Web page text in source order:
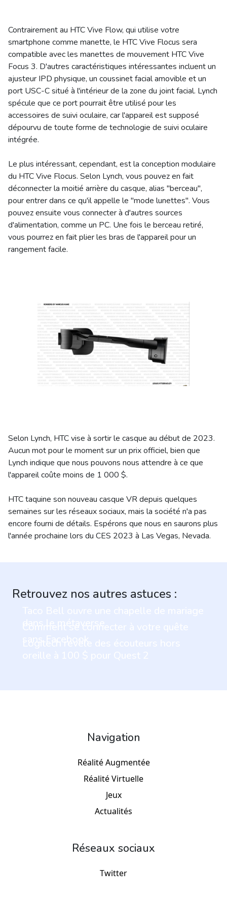
Contrairement au HTC Vive Flow, qui utilise votre
smartphone comme manette, le HTC Vive Flocus sera
compatible avec les manettes de mouvement HTC Vive
Focus 3. D'autres caractéristiques intéressantes incluent un
ajusteur IPD physique, un coussinet facial amovible et un
port USC-C situé à l'intérieur de la zone du joint facial. Lynch
spécule que ce port pourrait être utilisé pour les
accessoires de suivi oculaire, car l'appareil est supposé
dépourvu de toute forme de technologie de suivi oculaire
intégrée.
Le plus intéressant, cependant, est la conception modulaire
du HTC Vive Flocus. Selon Lynch, vous pouvez en fait
déconnecter la moitié arrière du casque, alias "berceau",
pour entrer dans ce qu'il appelle le "mode lunettes". Vous
pouvez ensuite vous connecter à d'autres sources
d'alimentation, comme un PC. Une fois le berceau retiré,
vous pourrez en fait plier les bras de l'appareil pour un
rangement facile.
Selon Lynch, HTC vise à sortir le casque au début de 2023.
Aucun mot pour le moment sur un prix officiel, bien que
Lynch indique que nous pouvons nous attendre à ce que
l'appareil coûte moins de 1 000 $.
HTC taquine son nouveau casque VR depuis quelques
semaines sur les réseaux sociaux, mais la société n'a pas
encore fourni de détails. Espérons que nous en saurons plus
l'année prochaine lors du CES 2023 à Las Vegas, Nevada.
Retrouvez nos autres astuces :
Navigation
Réalité Augmentée
Réalité Virtuelle
Jeux
Actualités
Réseaux sociaux
Twitter